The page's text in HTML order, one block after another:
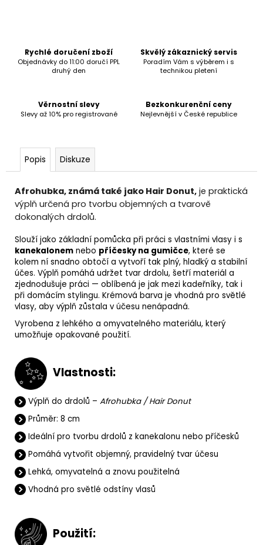
Rychlé doručení zboží
Objednávky do 11:00 doručí PPL
druhý den
Skvělý zákaznický servis
Poradím Vám s výběrem i s
technikou pletení
Věrnostní slevy
Slevy až 10% pro registrované
Bezkonkurenční ceny
Nejlevnější v České republice
Popis Diskuze
Afrohubka, známá také jako Hair Donut, je praktická
výplň určená pro tvorbu objemných a tvarově
dokonalých drdolů.
Slouží jako základní pomůcka při práci s vlastními vlasy i s
kanekalonem nebo příčesky na gumičce, které se
kolem ní snadno obtočí a vytvoří tak plný, hladký a stabilní
účes. Výplň pomáhá udržet tvar drdolu, šetří materiál a
zjednodušuje práci — oblíbená je jak mezi kadeřníky, tak i
při domácím stylingu. Krémová barva je vhodná pro světlé
vlasy, aby výplň zůstala v účesu nenápadná.
Vyrobena z lehkého a omyvatelného materiálu, který
umožňuje opakované použití.
Vlastnosti:
Výplň do drdolů – Afrohubka / Hair Donut
Průměr: 8 cm
Ideální pro tvorbu drdolů z kanekalonu nebo příčesků
Pomáhá vytvořit objemný, pravidelný tvar účesu
Lehká, omyvatelná a znovu použitelná
Vhodná pro světlé odstíny vlasů
Použití:
e